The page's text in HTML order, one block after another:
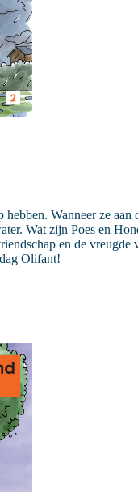
Wanneer ze
Wat zijn Poes en
en de
Olifant!